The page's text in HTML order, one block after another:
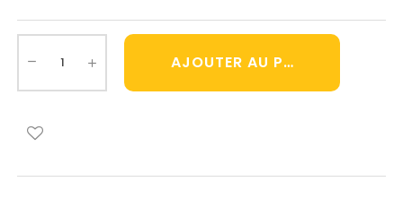
AJOUTER AU PANIER